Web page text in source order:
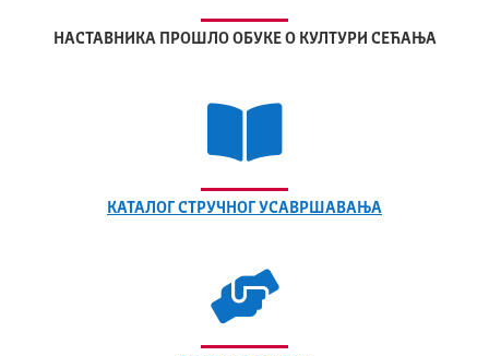
НАСТАВНИКА ПРОШЛО ОБУКЕ О КУЛТУРИ СЕЋАЊА
КАТАЛОГ СТРУЧНОГ УСАВРШАВАЊА